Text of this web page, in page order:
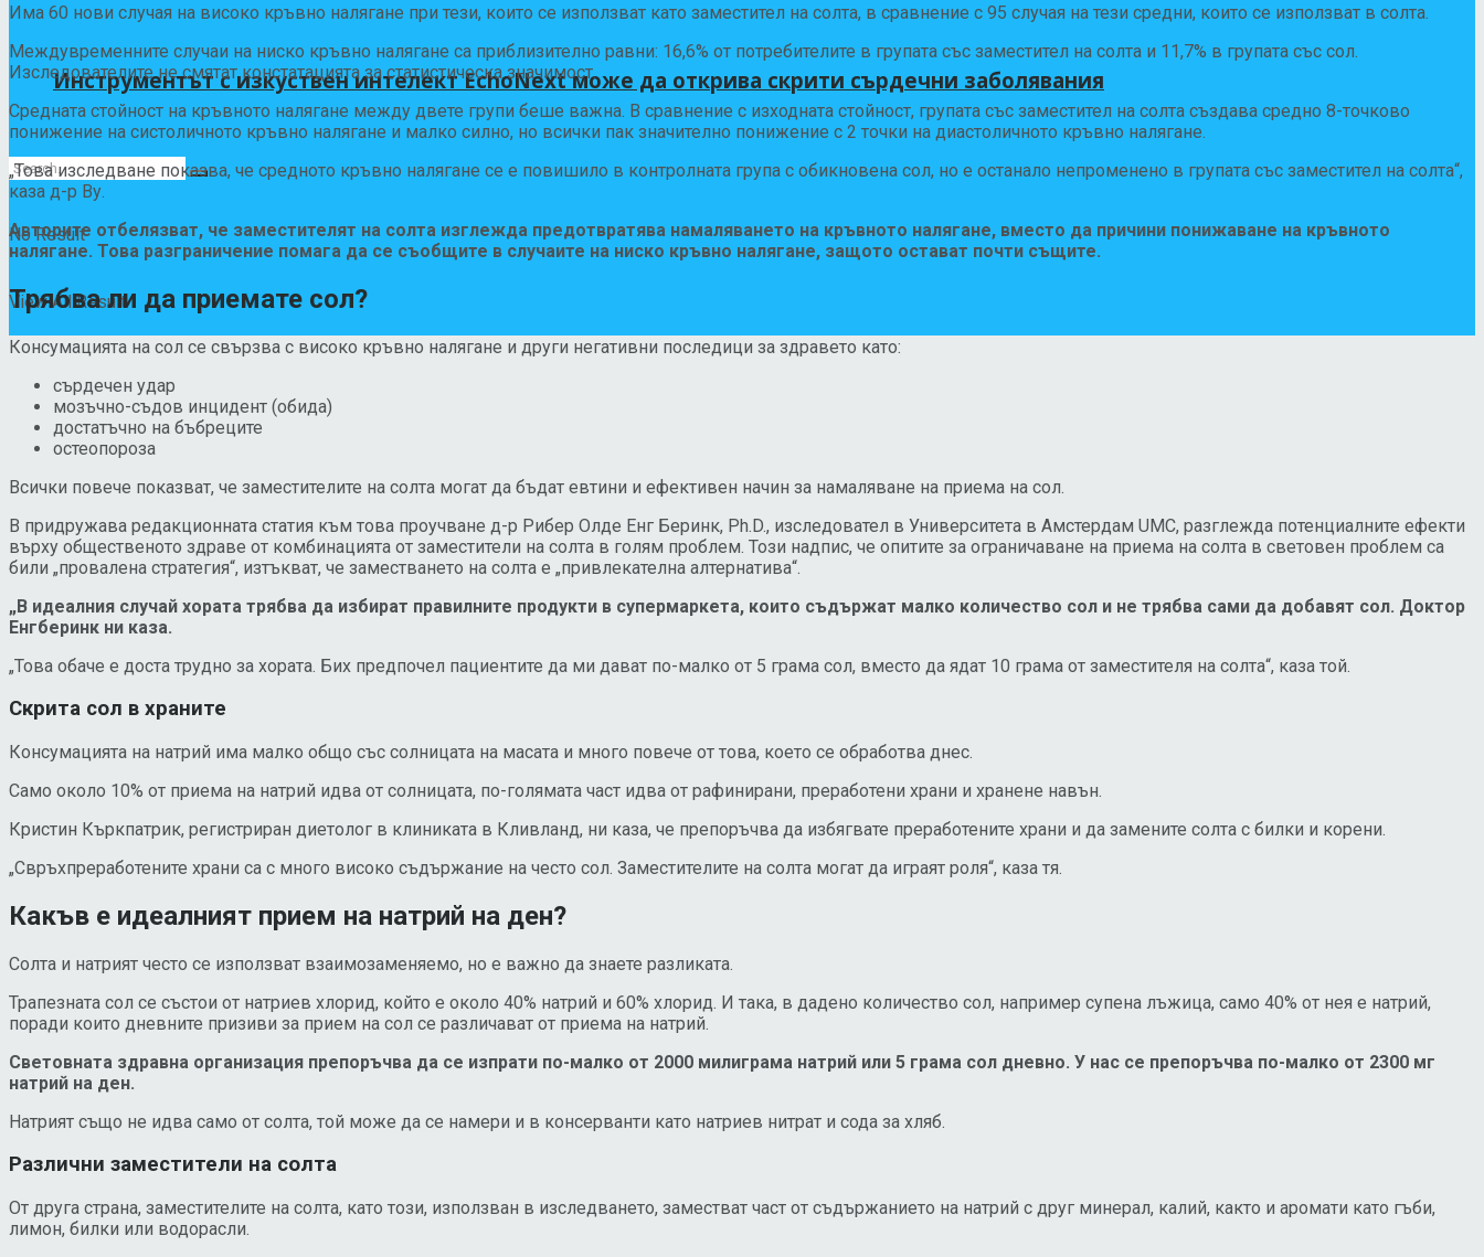
Инструментът с изкуствен интелект EchoNext може да открива скрити сърдечни заболявания
No Result
View All Result
Има 60 нови случая на високо кръвно налягане при тези, които се използват като заместител на солта, в сравнение с 95 случая на тези средни, които се използват в солта.
Междувременните случаи на ниско кръвно налягане са приблизително равни: 16,6% от потребителите в групата със заместител на солта и 11,7% в групата със сол.
Изследователите не смятат констатацията за статистическа значимост.
Средната стойност на кръвното налягане между двете групи беше важна. В сравнение с изходната стойност, групата със заместител на солта създава средно 8-точково
понижение на систоличното кръвно налягане и малко силно, но всички пак значително понижение с 2 точки на диастоличното кръвно налягане.
„Това изследване показва, че средното кръвно налягане се е повишило в контролната група с обикновена сол, но е останало непроменено в групата със заместител на солта“,
каза д-р Ву.
Авторите отбелязват, че заместителят на солта изглежда предотвратява намаляването на кръвното налягане, вместо да причини понижаване на кръвното
налягане. Това разграничение помага да се съобщите в случаите на ниско кръвно налягане, защото остават почти същите.
Трябва ли да приемате сол?
Консумацията на сол се свързва с високо кръвно налягане и други негативни последици за здравето като:
сърдечен удар
мозъчно-съдов инцидент (обида)
достатъчно на бъбреците
остеопороза
Всички повече показват, че заместителите на солта могат да бъдат евтини и ефективен начин за намаляване на приема на сол.
В придружава редакционната статия към това проучване д-р Рибер Олде Енг Беринк, Ph.D., изследовател в Университета в Амстердам UMC, разглежда потенциалните ефекти
върху общественото здраве от комбинацията от заместители на солта в голям проблем. Този надпис, че опитите за ограничаване на приема на солта в световен проблем са
били „провалена стратегия“, изтъкват, че заместването на солта е „привлекателна алтернатива“.
„В идеалния случай хората трябва да избират правилните продукти в супермаркета, които съдържат малко количество сол и не трябва сами да добавят сол. Доктор
Енгберинк ни каза.
„Това обаче е доста трудно за хората. Бих предпочел пациентите да ми дават по-малко от 5 грама сол, вместо да ядат 10 грама от заместителя на солта“, каза той.
Скрита сол в храните
Консумацията на натрий има малко общо със солницата на масата и много повече от това, което се обработва днес.
Само около 10% от приема на натрий идва от солницата, по-голямата част идва от рафинирани, преработени храни и хранене навън.
Кристин Къркпатрик, регистриран диетолог в клиниката в Кливланд, ни каза, че препоръчва да избягвате преработените храни и да замените солта с билки и корени.
„Свръхпреработените храни са с много високо съдържание на често сол. Заместителите на солта могат да играят роля“, каза тя.
Какъв е идеалният прием на натрий на ден?
Солта и натрият често се използват взаимозаменяемо, но е важно да знаете разликата.
Трапезната сол се състои от натриев хлорид, който е около 40% натрий и 60% хлорид. И така, в дадено количество сол, например супена лъжица, само 40% от нея е натрий,
поради които дневните призиви за прием на сол се различават от приема на натрий.
Световната здравна организация препоръчва да се изпрати по-малко от 2000 милиграма натрий или 5 грама сол дневно. У нас се препоръчва по-малко от 2300 мг
натрий на ден.
Натрият също не идва само от солта, той може да се намери и в консерванти като натриев нитрат и сода за хляб.
Различни заместители на солта
От друга страна, заместителите на солта, като този, използван в изследването, заместват част от съдържанието на натрий с друг минерал, калий, както и аромати като гъби,
лимон, билки или водорасли.